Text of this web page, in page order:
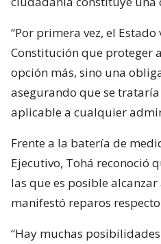
“Por primera vez, el
Constitución que proteger
opción más, sino una
asegurando que se
aplicable a cualquier
Frente a la batería de
Ejecutivo, Tohá reconoció
las que es posible
manifestó reparos
“Hay muchas